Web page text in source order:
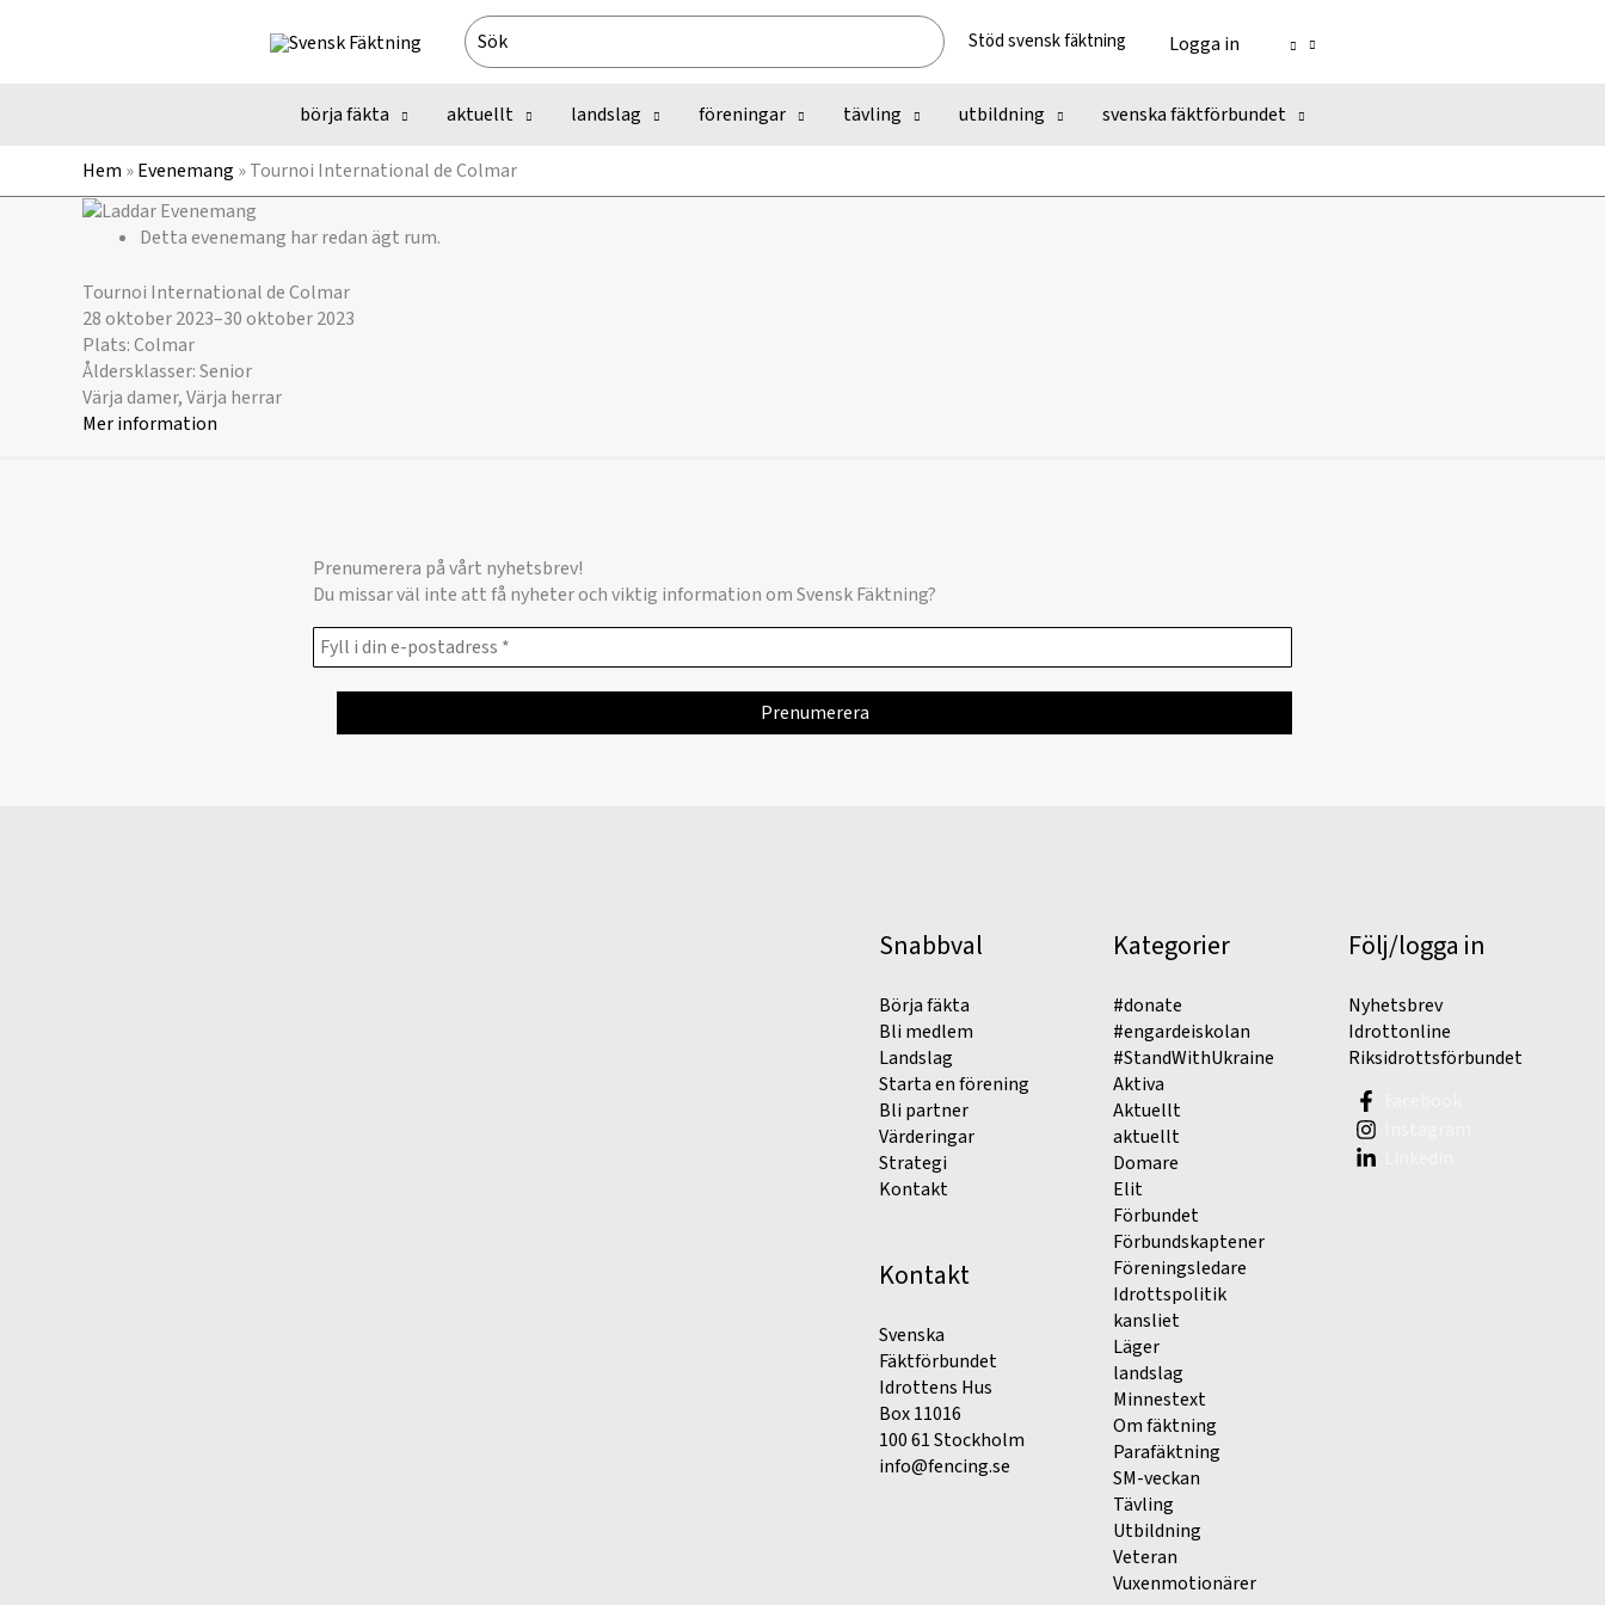
Search
for:
Stöd svensk fäktning Logga in
börja fäkta aktuellt landslag föreningar tävling utbildning svenska fäktförbundet
Hem »Evenemang »Tournoi International de Colmar
Detta evenemang har redan ägt rum.
Tournoi International de Colmar
28 oktober 2023–30 oktober 2023
Plats: Colmar
Åldersklasser: Senior
Värja damer, Värja herrar
Mer information
Prenumerera på vårt nyhetsbrev!
Du missar väl inte att få nyheter och viktig information om Svensk Fäktning?
Snabbval
Börja fäkta
Bli medlem
Landslag
Starta en förening
Bli partner
Värderingar
Strategi
Kontakt
Kontakt
Svenska
Fäktförbundet
Idrottens Hus
Box 11016
100 61 Stockholm
info@fencing.se
Kategorier
#donate
#engardeiskolan
#StandWithUkraine
Aktiva
Aktuellt
aktuellt
Domare
Elit
Förbundet
Förbundskaptener
Föreningsledare
Idrottspolitik
kansliet
Läger
landslag
Minnestext
Om fäktning
Parafäktning
SM-veckan
Tävling
Utbildning
Veteran
Vuxenmotionärer
Följ/logga in
Nyhetsbrev
Idrottonline
Riksidrottsförbundet